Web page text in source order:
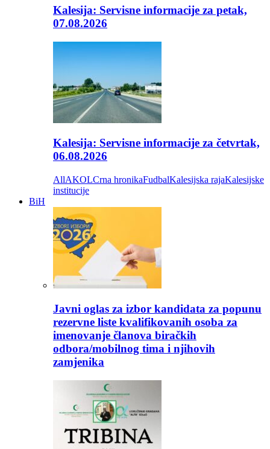
Kalesija: Servisne informacije za petak,
07.08.2026
Kalesija: Servisne informacije za četvrtak,
06.08.2026
AllAKOLCrna hronikaFudbalKalesijska rajaKalesijske
institucije
BiH
Javni oglas za izbor kandidata za popunu
rezervne liste kvalifikovanih osoba za
imenovanje članova biračkih
odbora/mobilnog tima i njihovih
zamjenika